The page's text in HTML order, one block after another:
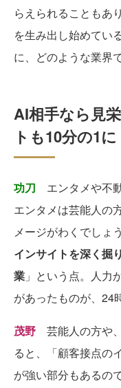
らえられることもあ
を生み出し始めてい
に、どのような業界
AI相手なら見
トも10分の1に
功刀 エンタメや不
エンタメは芸能人の
メージがわくでしょ
インサイトを深く掘
業 」という点。人力
があったものが、24
茂野 芸能人の方や
ると、「顧客接点の
が強い部分もあるの